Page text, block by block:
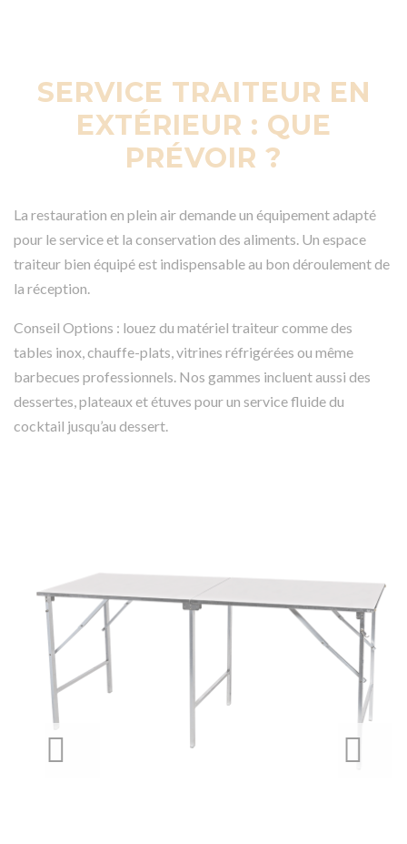
SERVICE TRAITEUR EN
EXTÉRIEUR : QUE
PRÉVOIR ?
La restauration en plein air demande un équipement adapté
pour le service et la conservation des aliments. Un espace
traiteur bien équipé est indispensable au bon déroulement de
la réception.
Conseil Options : louez du matériel traiteur comme des
tables inox, chauffe-plats, vitrines réfrigérées ou même
barbecues professionnels. Nos gammes incluent aussi des
dessertes, plateaux et étuves pour un service fluide du
cocktail jusqu’au dessert.